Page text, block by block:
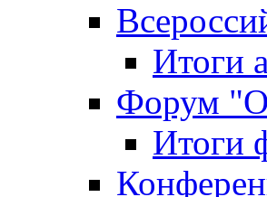
Итоги
Форум
Итоги